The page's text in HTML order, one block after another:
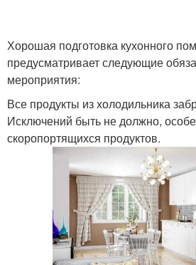
Хорошая подготовка кухонного
предусматривает следующие
мероприятия:
Все продукты из холодильника
Исключений быть не должно,
скоропортящихся продуктов.